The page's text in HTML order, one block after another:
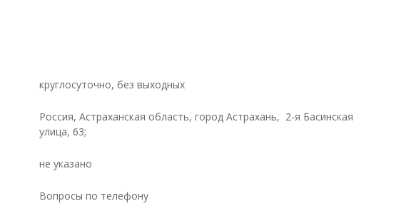
круглосуточно, без выходных
Россия, Астраханская область, город Астрахань, 2-я Басинская
улица, 63;
не указано
Вопросы по телефону